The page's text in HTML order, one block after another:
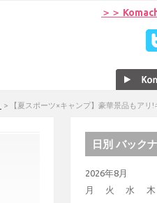
＞＞
> 【夏スポーツ×キャンプ】豪華景品もアリ
日別 バック
2026年8月
月
火 水 木